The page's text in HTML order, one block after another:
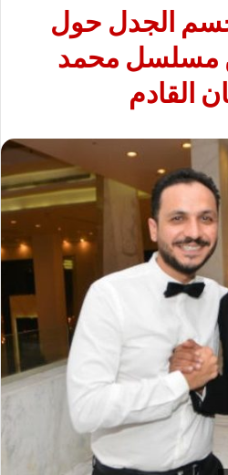
الجدل حول
مسلسل محمد
القادم